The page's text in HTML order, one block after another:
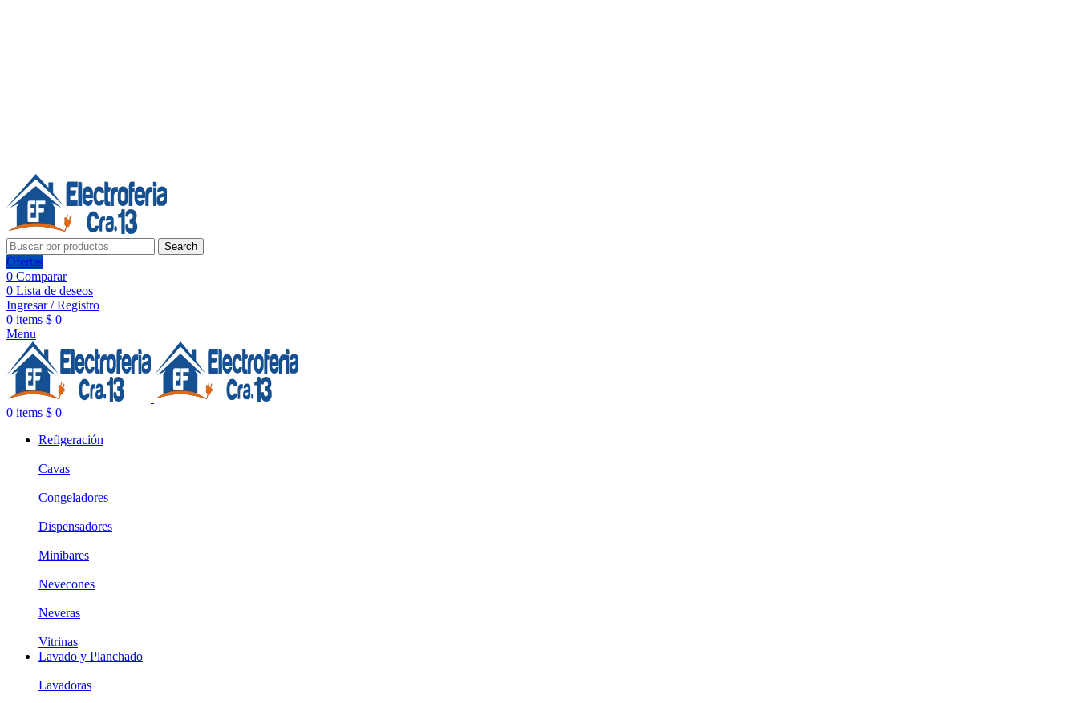
Search
Ofertas
0 Comparar
0 Lista de deseos
Ingresar / Registro
0 items $ 0
Menu
0 items $ 0
Refigeración
Cavas
Congeladores
Dispensadores
Minibares
Nevecones
Neveras
Vitrinas
Lavado y Planchado
Lavadoras